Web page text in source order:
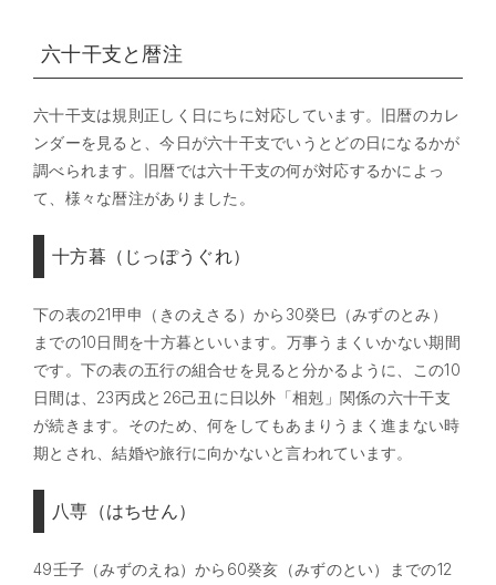
六十干支と暦注
六十干支は規則正しく日にちに対応しています。旧暦のカレ
ンダーを見ると、今日が六十干支でいうとどの日になるかが
調べられます。旧暦では六十干支の何が対応するかによっ
て、様々な暦注がありました。
十方暮（じっぽうぐれ）
下の表の21甲申（きのえさる）から30癸巳（みずのとみ）
までの10日間を十方暮といいます。万事うまくいかない期間
です。下の表の五行の組合せを見ると分かるように、この10
日間は、23丙戌と26己丑に日以外「相剋」関係の六十干支
が続きます。そのため、何をしてもあまりうまく進まない時
期とされ、結婚や旅行に向かないと言われています。
八専（はちせん）
49壬子（みずのえね）から60癸亥（みずのとい）までの12